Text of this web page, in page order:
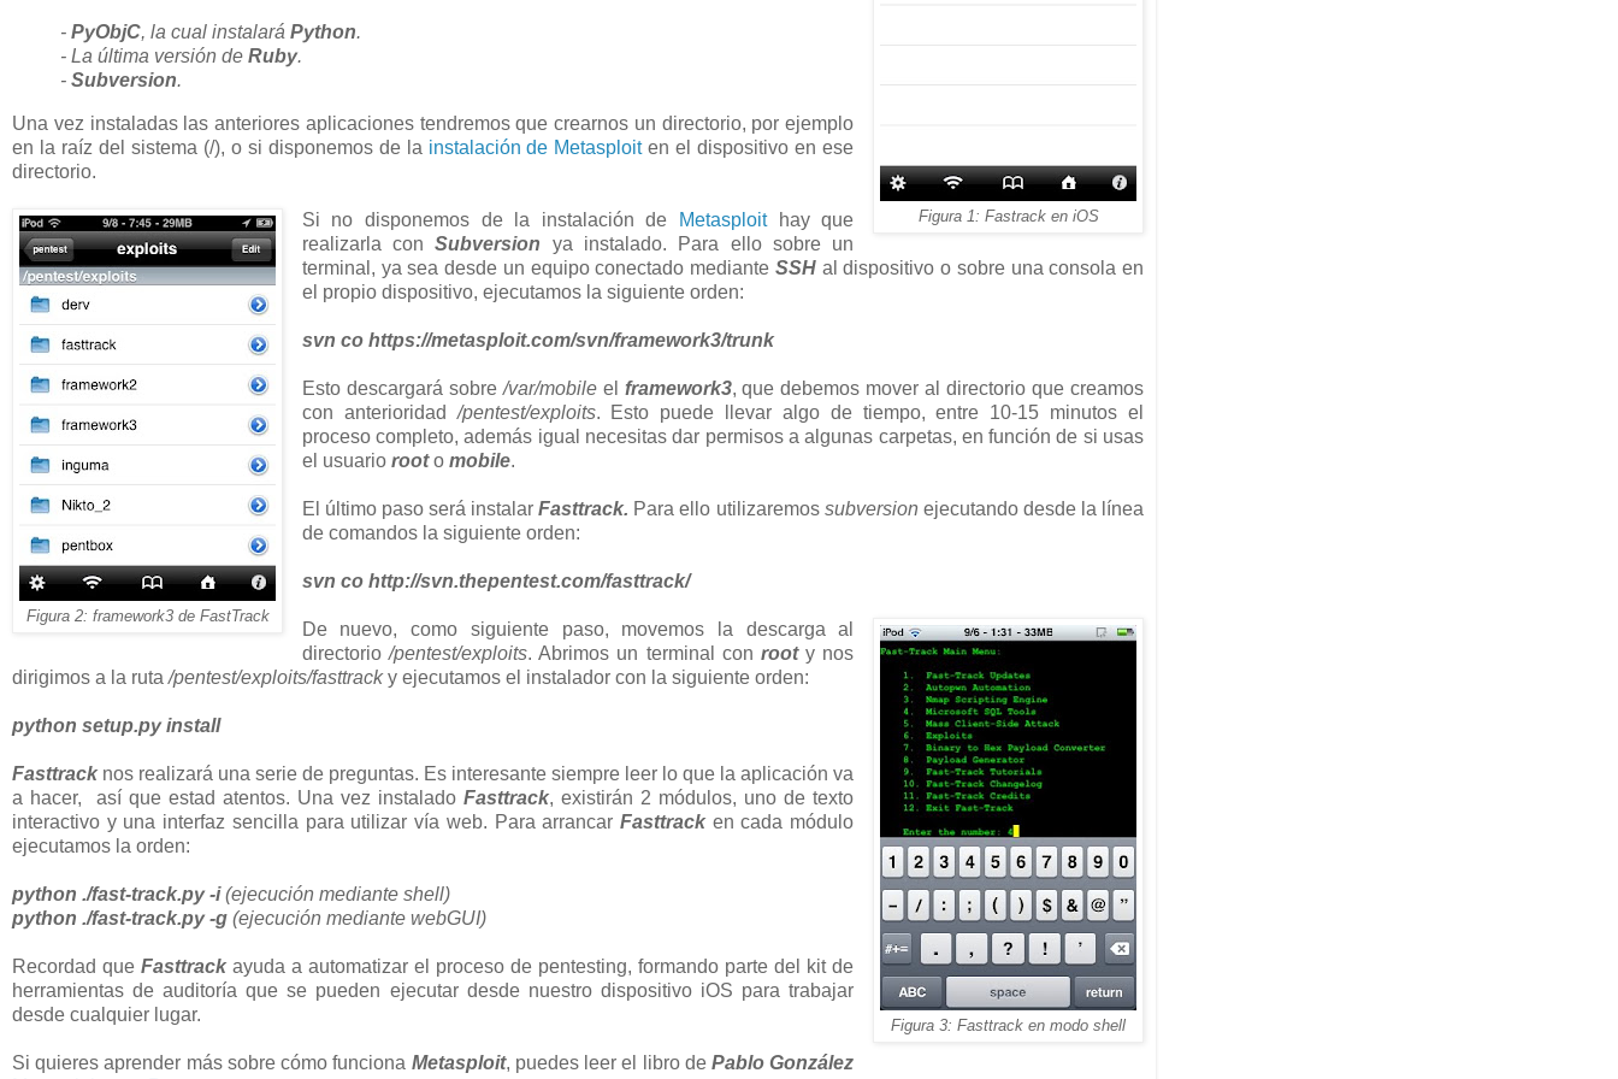
Figura 1: Fastrack en iOS
- PyObjC, la cual instalará Python.
- La última versión de Ruby.
- Subversion.
Una vez instaladas las anteriores aplicaciones tendremos que crearnos un directorio, por ejemplo
en la raíz del sistema (/), o si disponemos de la instalación de Metasploiten el dispositivo en ese
directorio.
Figura 2: framework3 de FastTrack
Si no disponemos de la instalación de Metasploithay que
realizarla conSubversion ya instalado. Para ello sobre un
terminal, ya sea desde un equipo conectado mediante SSHal dispositivo o sobre una consola en
el propio dispositivo, ejecutamos la siguiente orden:
svn co https://metasploit.com/svn/framework3/trunk
Esto descargará sobre/var/mobileel framework3, que debemos mover al directorio que creamos
con anterioridad/pentest/exploits. Esto puede llevar algo de tiempo, entre 10-15 minutos el
proceso completo, además igual necesitas dar permisos a algunas carpetas, en función de si usas
el usuario rooto mobile.
El último paso será instalarFasttrack. Para ello utilizaremos subversion ejecutando desde la línea
de comandos la siguiente orden:
svn co http://svn.thepentest.com/fasttrack/
Figura 3: Fasttrack en modo shell
De nuevo, como siguiente paso, movemos la descarga al
directorio/pentest/exploits. Abrimos un terminal con rooty nos
dirigimos a la ruta/pentest/exploits/fasttracky ejecutamos el instalador con la siguiente orden:
python setup.py install
Fasttrack nos realizará una serie de preguntas. Es interesante siempre leer lo que la aplicación va
a hacer, así que estad atentos. Una vez instaladoFasttrack, existirán 2 módulos, uno de texto
interactivo y una interfaz sencilla para utilizar vía web. Para arrancar Fasttrack en cada módulo
ejecutamos la orden:
python ./fast-track.py -i(ejecución mediante shell)
python ./fast-track.py -g (ejecución mediante webGUI)
Recordad queFasttrack ayuda a automatizar el proceso de pentesting, formando parte del kit de
herramientas de auditoría que se pueden ejecutar desde nuestro dispositivo iOS para trabajar
desde cualquier lugar.
Si quieres aprender más sobre cómo funciona Metasploit, puedes leer el libro de Pablo González